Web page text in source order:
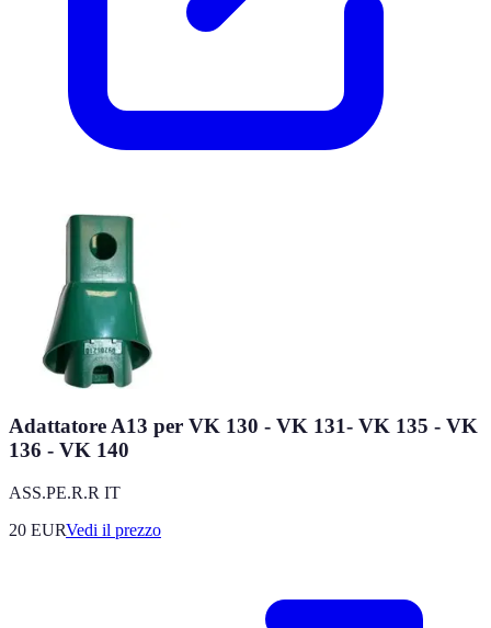
Adattatore A13 per VK 130 - VK 131- VK 135 - VK
136 - VK 140
ASS.PE.R.R IT
20 EURVedi il prezzo